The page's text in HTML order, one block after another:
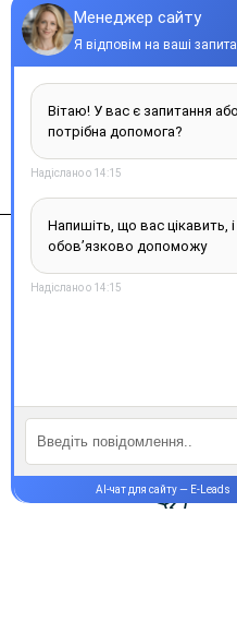
Купити
Виробник
Хайелтек Лтд.
Контакти
Пн-Пт:
Сб-Нд:9.00-16.00